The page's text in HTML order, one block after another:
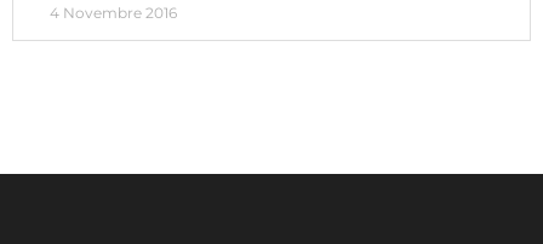
4 Novembre 2016